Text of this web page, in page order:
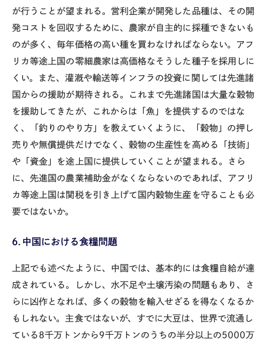
が行うことが望まれる。営利企業が開発した品種は、その開
発コストを回収するために、農家が自主的に採種できないも
のが多く、毎年価格の高い種を買わなければならない。アフ
リカ等途上国の零細農家は高価格なそうした種子を採用しに
くい。また、灌漑や輸送等インフラの投資に関しては先進諸
国からの援助が期待される。これまで先進諸国は大量な穀物
を援助してきたが、これからは「魚」を提供するのではな
く、「釣りのやり方」を教えていくように、「穀物」の押し
売りや無償提供だけでなく、穀物の生産性を高める「技術」
や「資金」を途上国に提供していくことが望まれる。さら
に、先進国の農業補助金がなくならないのであれば、アフリ
カ等途上国は関税を引き上げて国内穀物生産を守ることも必
要ではないか。
６．中国における食糧問題
上記でも述べたように、中国では、基本的には食糧自給が達
成されている。しかし、水不足や土壌汚染の問題もあり、さ
らに凶作となれば、多くの穀物を輸入せざるを得なくなるか
もしれない。主食ではないが、すでに大豆は、世界で流通し
ている8千万トンから9千万トンのうちの半分以上の5000万